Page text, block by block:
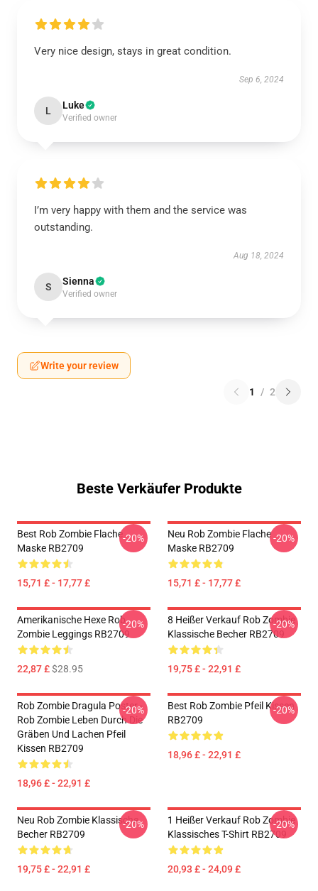
Very nice design, stays in great condition.
Sep 6, 2024
L Luke
Verified owner
I’m very happy with them and the service was
outstanding.
Aug 18, 2024
S Sienna
Verified owner
Write your review
1 / 2
Beste Verkäufer Produkte
Best Rob Zombie Flache
Maske RB2709
15,71 £ - 17,77 £
-20%
Neu Rob Zombie Flache
Maske RB2709
15,71 £ - 17,77 £
-20%
Amerikanische Hexe Rob
Zombie Leggings RB2709
22,87 £$28.95
-20%
8 Heißer Verkauf Rob Zombie
Klassische Becher RB2709
19,75 £ - 22,91 £
-20%
Rob Zombie Dragula Poster -
Rob Zombie Leben Durch Die
Gräben Und Lachen Pfeil
Kissen RB2709
18,96 £ - 22,91 £
-20%
Best Rob Zombie Pfeil Kissen
RB2709
18,96 £ - 22,91 £
-20%
Neu Rob Zombie Klassische
Becher RB2709
19,75 £ - 22,91 £
-20%
1 Heißer Verkauf Rob Zombie
Klassisches T-Shirt RB2709
20,93 £ - 24,09 £
-20%